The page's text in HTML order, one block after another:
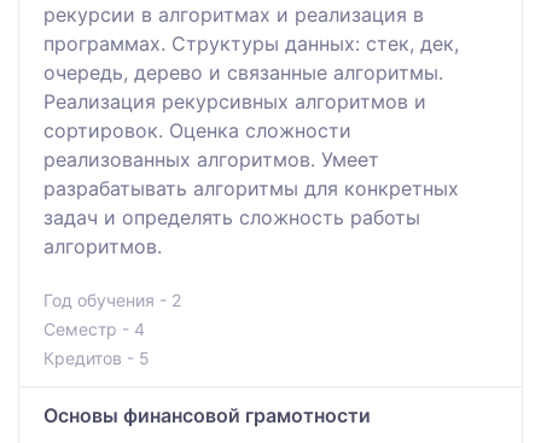
рекурсии в алгоритмах и реализация в
программах. Структуры данных: стек, дек,
очередь, дерево и связанные алгоритмы.
Реализация рекурсивных алгоритмов и
сортировок. Оценка сложности
реализованных алгоритмов. Умеет
разрабатывать алгоритмы для конкретных
задач и определять сложность работы
алгоритмов.
Год обучения - 2
Семестр - 4
Кредитов - 5
Основы финансовой грамотности